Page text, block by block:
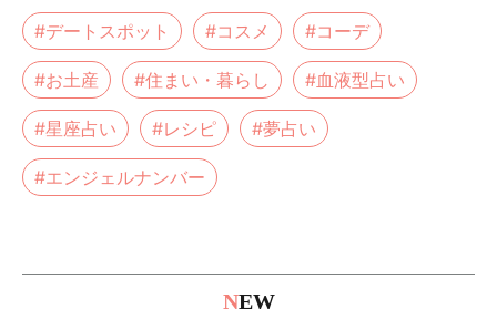
#デートスポット #コスメ #コーデ
#お土産 #住まい・暮らし #血液型占い
#星座占い #レシピ #夢占い
#エンジェルナンバー
NEW